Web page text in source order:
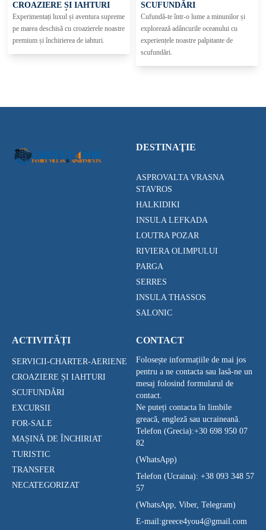
CROAZIERE ȘI IAHTURI
Experimentați luxul și aventura supreme
pe marea deschisă cu croazierele noastre
premium și închirierea de iahturi.
SCUFUNDĂRI
Cufundă-te într-o lume a minunilor și
explorează adâncurile oceanului cu
experiențele noastre palpitante de
scufundări.
DESTINAŢIE
ASPROVALTA VRASNA
STAVROS
HALKIDIKI
INSULA LEFKADA
LOUTRA POZAR
RIVIERA OLIMPULUI
PARGA
SERRES
INSULA THASSOS
SALONIC
ACTIVITĂȚI
SERVICII-CHARTER-AERIENE
CROAZIERE ȘI IAHTURI
SCUFUNDĂRI
EXCURSII
FOR-SALE
MAȘINĂ DE ÎNCHIRIAT
TURISTIC
TRANSFER
NECATEGORIZAT
CONTACT
Folosește informațiile de mai jos
pentru a ne contacta sau lasă-ne un
mesaj folosind formularul de
contact.
Ne puteți contacta în limbile
greacă, engleză sau ucraineană.
Telefon (Grecia):+30 698 950 07
82
(WhatsApp)
Telefon (Ucraina): +38 093 348 57
57
(WhatsApp, Viber, Telegram)
E-mail:greece4you4@gmail.com